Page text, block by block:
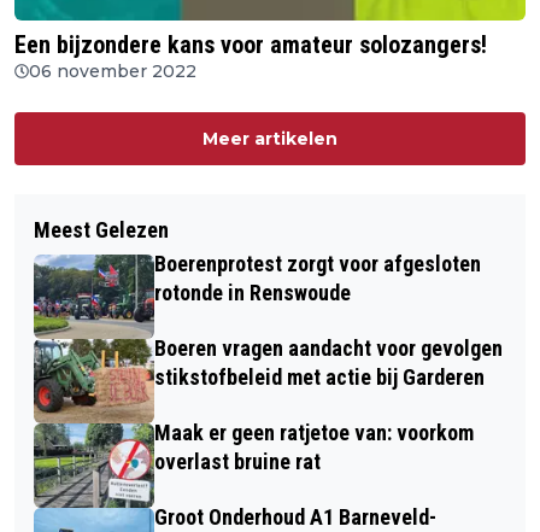
Een bijzondere kans voor amateur solozangers!
06 november 2022
Meer artikelen
Meest Gelezen
Boerenprotest zorgt voor afgesloten
rotonde in Renswoude
Boeren vragen aandacht voor gevolgen
stikstofbeleid met actie bij Garderen
Maak er geen ratjetoe van: voorkom
overlast bruine rat
Groot Onderhoud A1 Barneveld-